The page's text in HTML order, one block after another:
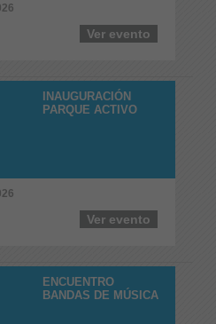
Ver evento
INAUGURACIÓN
PARQUE ACTIVO
Ver evento
ENCUENTRO
BANDAS DE MÚSICA